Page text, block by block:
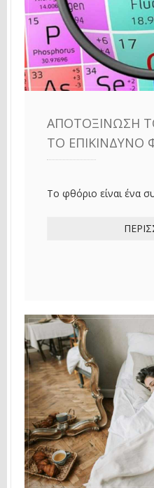
ΑΠΟΤΟΞΊΝΩΣΗ
ΤΟ ΕΠΙΚΊΝΔΥΝΟ
Το φθόριο είναι ένα